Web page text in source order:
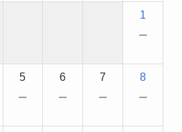
1
−
5
−
6
−
7
−
8
−